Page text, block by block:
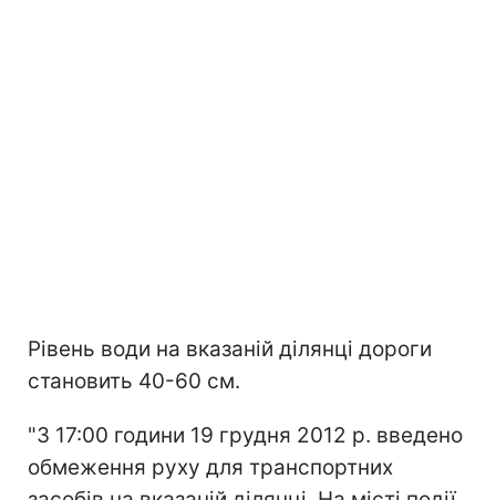
Рівень води на вказаній ділянці дороги
становить 40-60 см.
"З 17:00 години 19 грудня 2012 р. введено
обмеження руху для транспортних